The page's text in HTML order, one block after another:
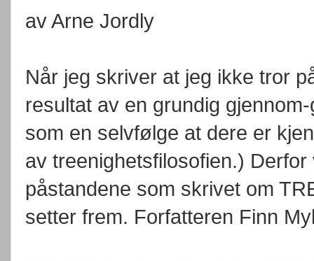
av Arne Jordly
Når jeg skriver at jeg ikke tror
resultat av en grundig
som en selvfølge at dere er
av treenighetsfilosofien.)
påstandene som skrivet om
setter frem. Forfatteren Finn